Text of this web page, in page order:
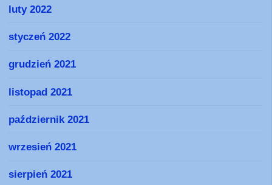
luty 2022
styczeń 2022
grudzień 2021
listopad 2021
październik 2021
wrzesień 2021
sierpień 2021